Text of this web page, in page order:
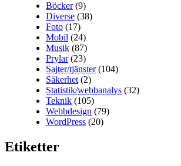
Böcker(9)
Diverse (38)
Foto (17)
Mobil (24)
Musik (87)
Prylar(23)
Sajter/tjänster(104)
Säkerhet(2)
Statistik/webbanalys (32)
Teknik (105)
Webbdesign (79)
WordPress (20)
Etiketter